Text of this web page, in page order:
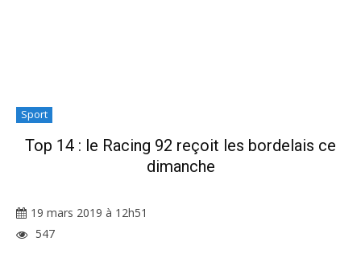
Sport
Top 14 : le Racing 92 reçoit les bordelais ce
dimanche
19 mars 2019 à 12h51
547